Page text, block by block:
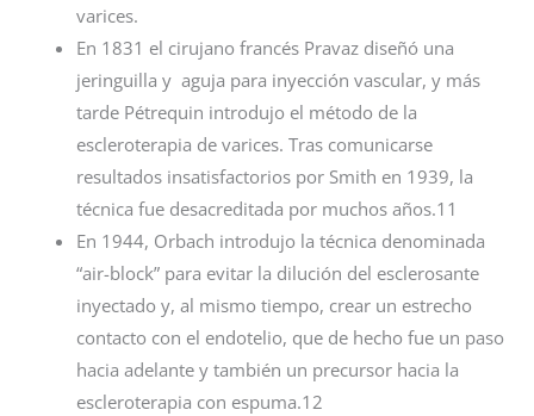
varices.
En 1831 el cirujano francés Pravaz diseñó una
jeringuilla y aguja para inyección vascular, y más
tarde Pétrequin introdujo el método de la
escleroterapia de varices. Tras comunicarse
resultados insatisfactorios por Smith en 1939, la
técnica fue desacreditada por muchos años.11
En 1944, Orbach introdujo la técnica denominada
“air-block” para evitar la dilución del esclerosante
inyectado y, al mismo tiempo, crear un estrecho
contacto con el endotelio, que de hecho fue un paso
hacia adelante y también un precursor hacia la
escleroterapia con espuma.12